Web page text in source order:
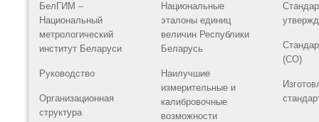
БелГИМ –
Национальный
метрологический
институт Беларуси
Руководство
Организационная
структура
Национальные
эталоны единиц
величин Республики
Беларусь
Наилучшие
измерительные и
калибровочные
возможности
(СО)